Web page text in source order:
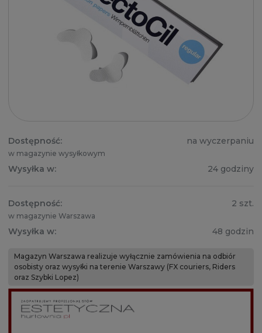
Dostępność: na wyczerpaniu
w magazynie wysyłkowym
Wysyłka w: 24 godziny
Dostępność: 2 szt.
w magazynie Warszawa
Wysyłka w: 48 godzin
Magazyn Warszawa realizuje wyłącznie zamówienia na odbiór
osobisty oraz wysyłki na terenie Warszawy (FX couriers, Riders
oraz Szybki Lopez)
Cena: 15,90 zł